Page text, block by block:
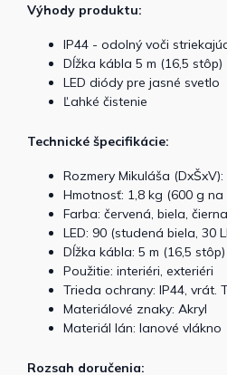
Výhody produktu:
IP44 - odolný voči
Dĺžka kábla 5 m (16,5 stôp)
LED diódy pre jasné svetlo
Ľahké čistenie
Technické špecifikácie:
Rozmery Mikuláša (DxŠxV):
Hmotnosť: 1,8 kg (600 g na
Farba: červená, biela, čierna
LED: 90 (studená biela, 30
Dĺžka kábla: 5 m (16,5 stôp)
Použitie: interiéri, exteriéri
Trieda ochrany: IP44, vrát.
Materiálové znaky: Akryl
Materiál lán: lanové vlákno
Rozsah doručenia: